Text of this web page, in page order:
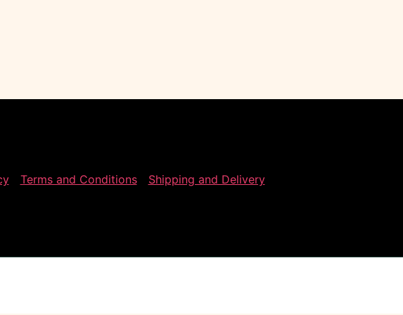
Terms and Conditions Shipping and Delivery